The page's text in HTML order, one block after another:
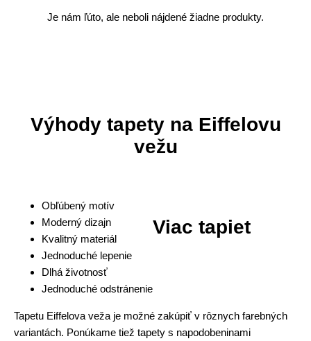
Je nám ľúto, ale neboli nájdené žiadne produkty.
Výhody tapety na Eiffelovu
vežu
Obľúbený motív
Moderný dizajn
Kvalitný materiál
Jednoduché lepenie
Dlhá životnosť
Jednoduché odstránenie
Viac tapiet
Tapetu Eiffelova veža je možné zakúpiť v rôznych farebných
variantách. Ponúkame tiež tapety s napodobeninami